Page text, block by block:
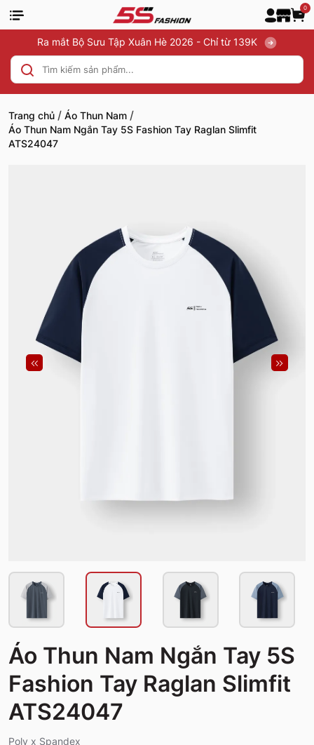
0
Ra mắt Bộ Sưu Tập Xuân Hè 2026 - Chỉ từ 139K
Trang chủ / Áo Thun Nam /
Áo Thun Nam Ngắn Tay 5S Fashion Tay Raglan Slimfit
ATS24047
Áo Thun Nam Ngắn Tay 5S
Fashion Tay Raglan Slimfit
ATS24047
Poly x Spandex